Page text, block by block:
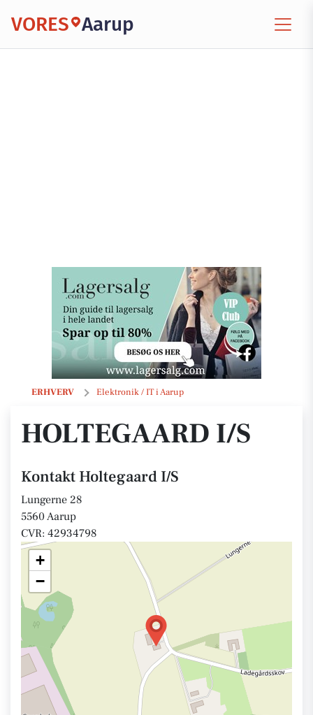
VORES Aarup
ERHVERV Elektronik / IT i Aarup
Holtegaard I/S
HOLTEGAARD I/S
Kontakt Holtegaard I/S
Lungerne 28
5560 Aarup
CVR: 42934798
+
−